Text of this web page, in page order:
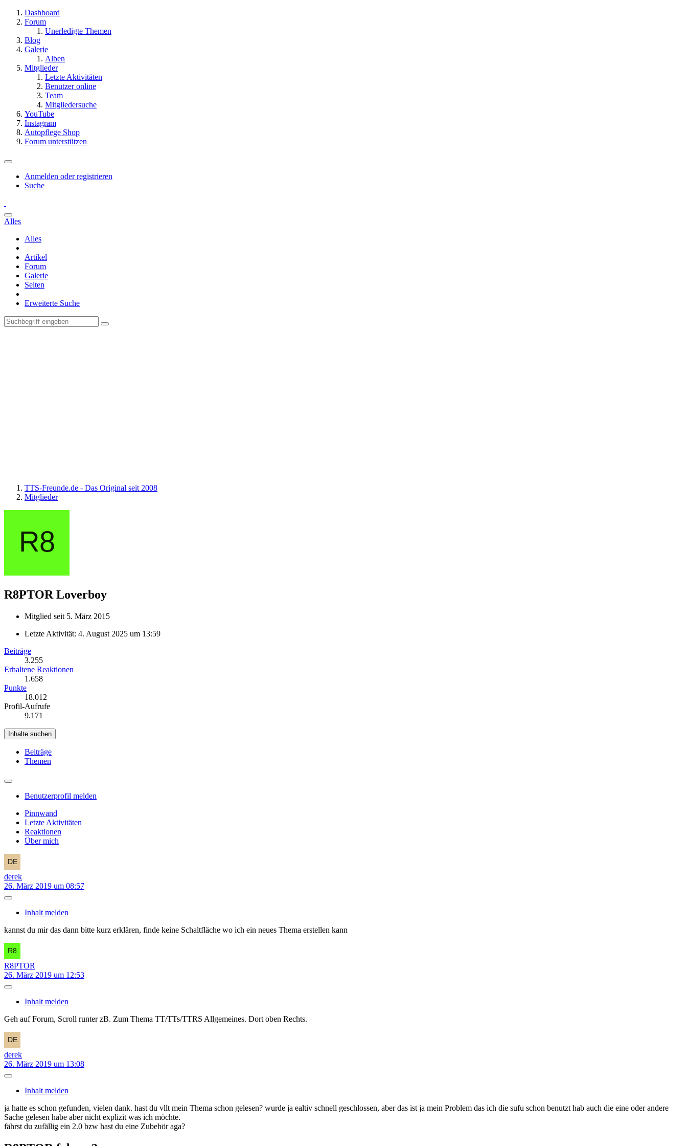
Dashboard
Forum
Unerledigte Themen
Blog
Galerie
Alben
Mitglieder
Letzte Aktivitäten
Benutzer online
Team
Mitgliedersuche
YouTube
Instagram
Autopflege Shop
Forum unterstützen
Anmelden oder registrieren
Suche
Alles
Alles
Artikel
Forum
Galerie
Seiten
Erweiterte Suche
TTS-Freunde.de - Das Original seit 2008
Mitglieder
R8PTOR Loverboy
Mitglied seit 5. März 2015
Letzte Aktivität: 4. August 2025 um 13:59
Beiträge
3.255
Erhaltene Reaktionen
1.658
Punkte
18.012
Profil-Aufrufe
9.171
Inhalte suchen
Beiträge
Themen
Benutzerprofil melden
Pinnwand
Letzte Aktivitäten
Reaktionen
Über mich
derek
26. März 2019 um 08:57
Inhalt melden
kannst du mir das dann bitte kurz erklären, finde keine Schaltfläche wo ich ein neues Thema erstellen kann
R8PTOR
26. März 2019 um 12:53
Inhalt melden
Geh auf Forum, Scroll runter zB. Zum Thema TT/TTs/TTRS Allgemeines. Dort oben Rechts.
derek
26. März 2019 um 13:08
Inhalt melden
ja hatte es schon gefunden, vielen dank. hast du vllt mein Thema schon gelesen? wurde ja ealtiv schnell geschlossen, aber das ist ja mein Problem das ich die sufu schon benutzt hab auch die eine oder andere
Sache gelesen habe aber nicht explizit was ich möchte.
fährst du zufällig ein 2.0 bzw hast du eine Zubehör aga?